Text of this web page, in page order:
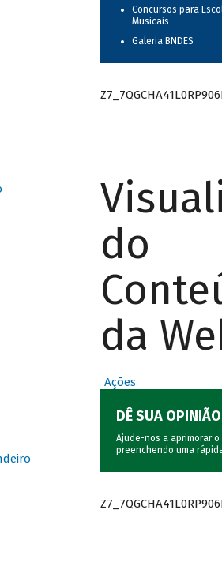
Concursos para
Musicais
Galeria BNDES
do
da
Ações
DÊ SUA OPINIÃO
Ajude-nos a aprimorar o
preenchendo uma